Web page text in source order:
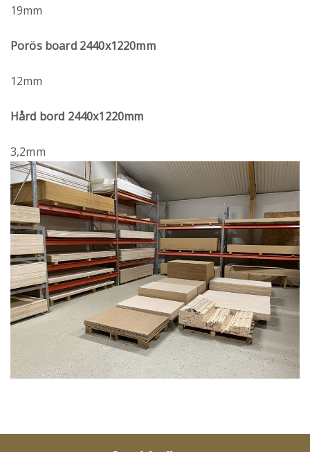
19mm
Porös board 2440x1220mm
12mm
Hård bord 2440x1220mm
3,2mm